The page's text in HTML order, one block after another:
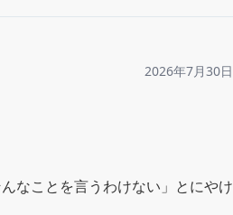
2026年7月30日
なことを言うわけない」とにやけ